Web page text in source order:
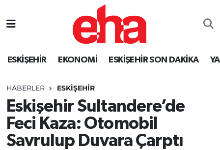
ESKİŞEHİR EKONOMİ ESKİŞEHİR SON DAKİKA
HABERLER ESKİŞEHİR
Eskişehir Sultandere’de
Feci Kaza: Otomobil
Savrulup Duvara Çarptı